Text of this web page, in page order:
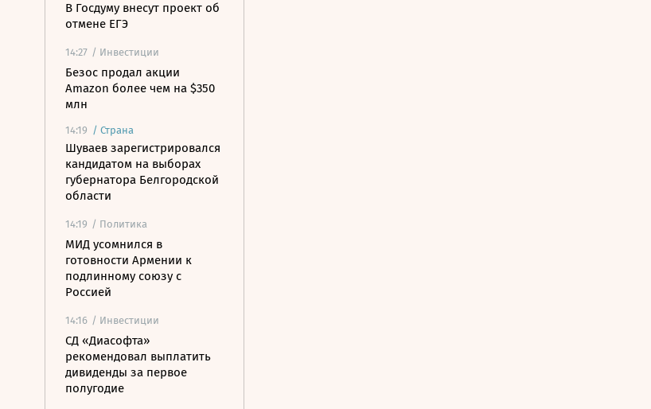
В Госдуму внесут проект об
отмене ЕГЭ
14:27 / Инвестиции
Безос продал акции
Amazon более чем на $350
млн
14:19 / Страна
Шуваев зарегистрировался
кандидатом на выборах
губернатора Белгородской
области
14:19 / Политика
МИД усомнился в
готовности Армении к
подлинному союзу с
Россией
14:16 / Инвестиции
СД «Диасофта»
рекомендовал выплатить
дивиденды за первое
полугодие